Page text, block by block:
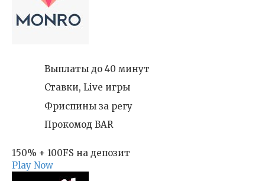
Выплаты до 40 минут
Ставки, Live игры
Фриспины за регу
Прокомод BAR
150% + 100FS на депозит
Play Now